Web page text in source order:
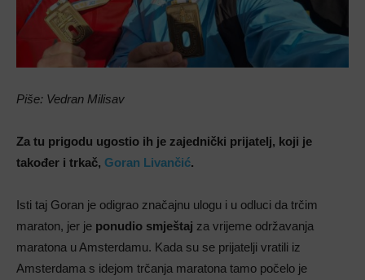
Piše: Vedran Milisav
Za tu prigodu ugostio ih je zajednički prijatelj, koji je
također i trkač, Goran Livančić.
Isti taj Goran je odigrao značajnu ulogu i u odluci da trčim
maraton, jer je ponudio smještaj za vrijeme održavanja
maratona u Amsterdamu. Kada su se prijatelji vratili iz
Amsterdama s idejom trčanja maratona tamo počelo je